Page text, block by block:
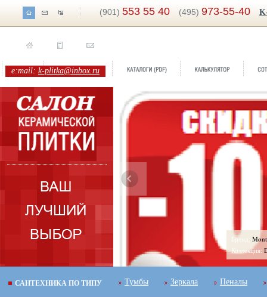
(901) 553 55 40 (495) 973-55-40
e:mail: k-plitka@inbox.ru
Da Vinci
Бренд:
Коллекция:
САНТЕХНИКА ПО ТИПУ Тумбы Зеркала Пеналы